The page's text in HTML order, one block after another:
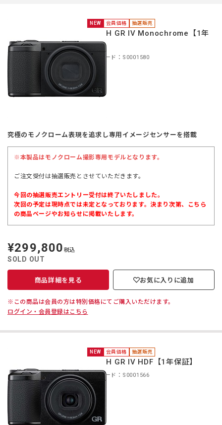
NEW 会員価格 抽選販売
RICOH GR IV Monochrome【1年
保証】
商品コード：S0001580
究極のモノクローム表現を追求し専用イメージセンサーを搭載
※本製品はモノクローム撮影専用モデルとなります。
ご注文受付は抽選販売とさせていただきます。
今回の抽選販売エントリー受付は終了いたしました。
次回の予定は現時点では未定となっております。決まり次第、こちら
の商品ページやお知らせに掲載いたします。
定
価
¥299,800 税込
SOLD OUT
商品詳細を見る お気に入りに追加
※この商品は会員の方は特別価格にてご購入いただけます。
ログイン・会員登録はこちら
NEW 会員価格 抽選販売
RICOH GR IV HDF【1年保証】
商品コード：S0001566